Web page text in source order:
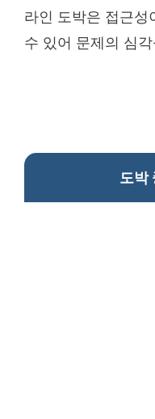
라인 도박은 접근성
수 있어 문제의 심
도박